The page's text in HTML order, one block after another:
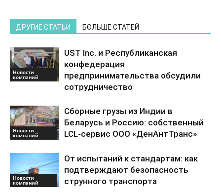
ДРУГИЕ СТАТЬИ БОЛЬШЕ СТАТЕЙ
Новости
компаний
UST Inc. и Республиканская
конфедерация
предпринимательства обсудили
сотрудничество
Новости
компаний
Сборные грузы из Индии в
Беларусь и Россию: собственный
LCL-сервис ООО «ДенАнтТранс»
Новости
компаний
От испытаний к стандартам: как
подтверждают безопасность
струнного транспорта